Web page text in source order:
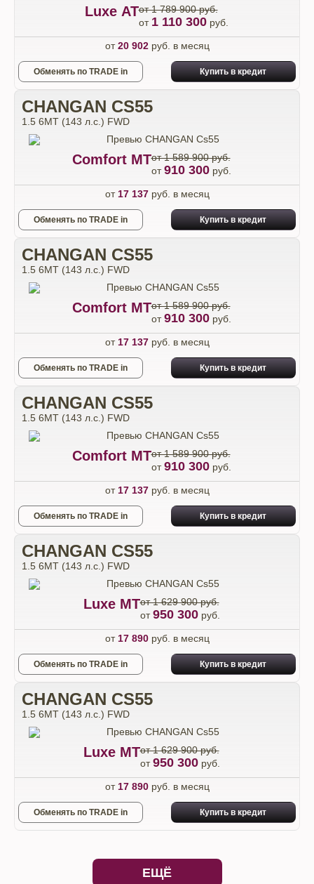
Luxe АТот 1 789 900 руб.
от 1 110 300руб.
от20 902руб. в месяц
Обменять по TRADE in Купить в кредит
CHANGAN CS55
1.5 6МТ (143 л.с.) FWD
Comfort МТот 1 589 900 руб.
от910 300руб.
от 17 137руб. в месяц
Обменять по TRADE in Купить в кредит
CHANGAN CS55
1.5 6МТ (143 л.с.) FWD
Comfort МТот 1 589 900 руб.
от910 300руб.
от 17 137руб. в месяц
Обменять по TRADE in Купить в кредит
CHANGAN CS55
1.5 6МТ (143 л.с.) FWD
Comfort МТот 1 589 900 руб.
от910 300руб.
от 17 137руб. в месяц
Обменять по TRADE in Купить в кредит
CHANGAN CS55
1.5 6МТ (143 л.с.) FWD
Luxe МТот 1 629 900 руб.
от950 300руб.
от 17 890руб. в месяц
Обменять по TRADE in Купить в кредит
CHANGAN CS55
1.5 6МТ (143 л.с.) FWD
Luxe МТот 1 629 900 руб.
от950 300руб.
от 17 890руб. в месяц
Обменять по TRADE in Купить в кредит
ЕЩЁ